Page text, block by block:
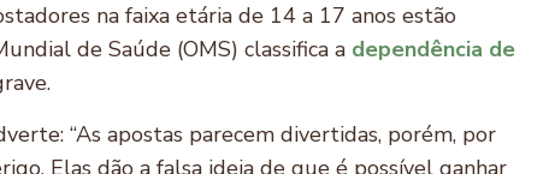
na faixa etária de 14 a 17 anos estão
de Saúde (OMS) classifica a dependência de
“As apostas parecem divertidas, porém, por